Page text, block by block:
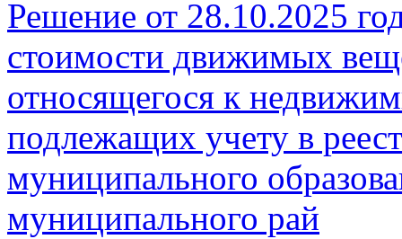
Решение от 28.10.2025
стоимости движимых
относящегося к
подлежащих учету в
муниципального
муниципального рай